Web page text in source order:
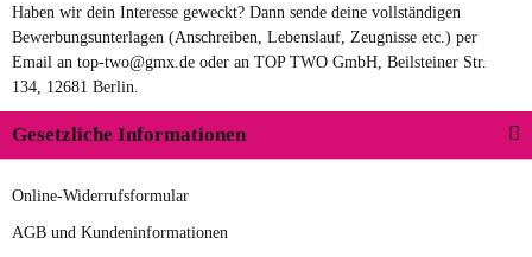
Haben wir dein Interesse geweckt? Dann sende deine vollständigen
Bewerbungsunterlagen (Anschreiben, Lebenslauf, Zeugnisse etc.) per
Email an top-two@gmx.de oder an TOP TWO GmbH, Beilsteiner Str.
134, 12681 Berlin.
Gesetzliche Informationen
Online-Widerrufsformular
AGB und Kundeninformationen